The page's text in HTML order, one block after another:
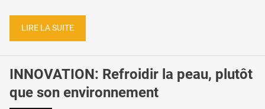
LIRE LA SUITE
INNOVATION: Refroidir la peau, plutôt
que son environnement